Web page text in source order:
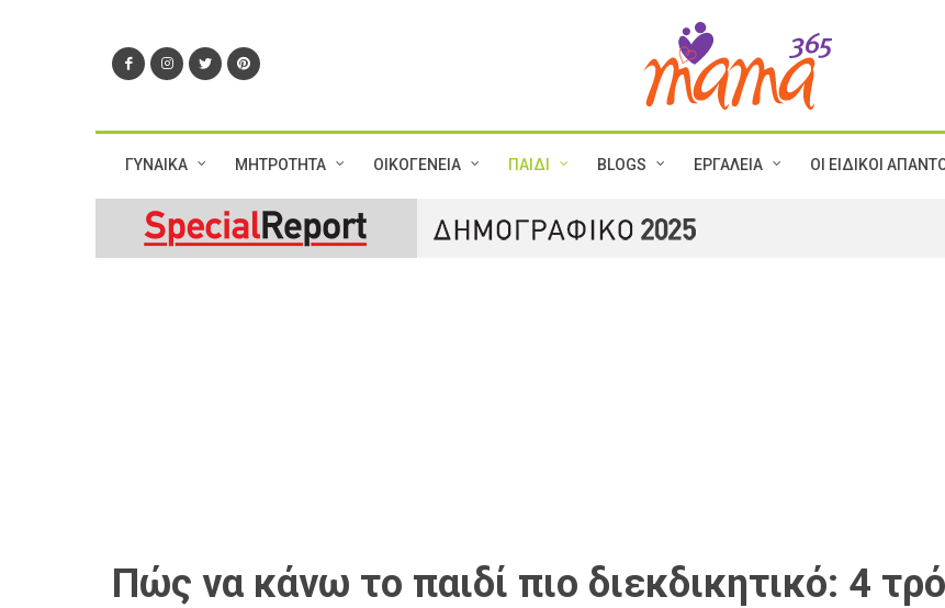
ΓΥΝΑΙΚΑ ΜΗΤΡΟΤΗΤΑ ΟΙΚΟΓΕΝΕΙΑ ΠΑΙΔΙ BLOGS ΕΡΓΑΛΕΙΑ ΟΙ ΕΙΔΙΚΟΙ
Πώς να κάνω το παιδί πιο διεκδικητικό: 4